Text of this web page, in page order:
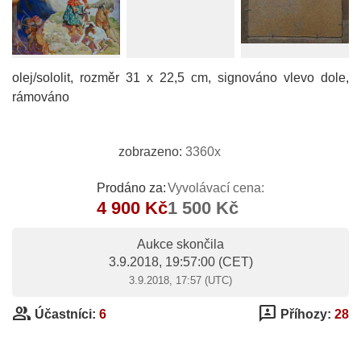
olej/sololit, rozměr 31 x 22,5 cm, signováno vlevo dole,
rámováno
zobrazeno: 3360x
Prodáno za:
4 900 Kč
Vyvolávací cena:
1 500 Kč
Aukce skončila
3.9.2018, 19:57:00(CET)
3.9.2018, 17:57 (UTC)
group Účastníci: 6 3p Příhozy: 28